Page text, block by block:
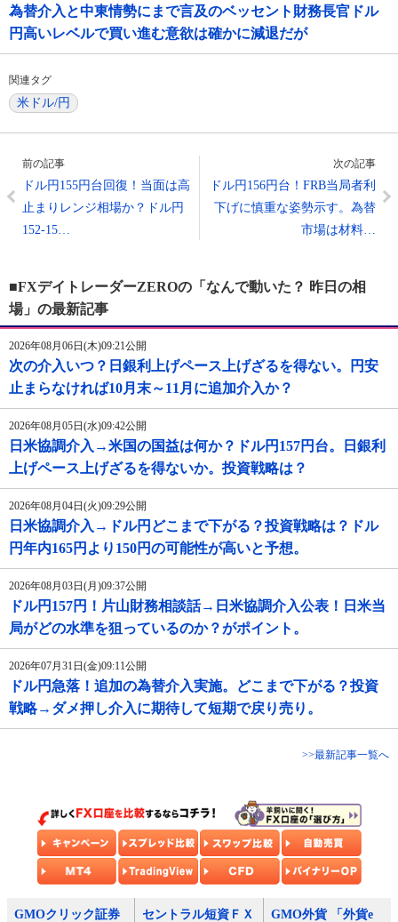
為替介入と中東情勢にまで言及のベッセント財務長官ドル
円高いレベルで買い進む意欲は確かに減退だが
関連タグ
米ドル/円
前の記事
ドル円155円台回復！当面は高
止まりレンジ相場か？ドル円
152-15…
次の記事
ドル円156円台！FRB当局者利
下げに慎重な姿勢示す。為替
市場は材料…
■FXデイトレーダーZEROの「なんで動いた？ 昨日の相
場」の最新記事
2026年08月06日(木)09:21公開
次の介入いつ？日銀利上げペース上げざるを得ない。円安
止まらなければ10月末～11月に追加介入か？
2026年08月05日(水)09:42公開
日米協調介入→米国の国益は何か？ドル円157円台。日銀利
上げペース上げざるを得ないか。投資戦略は？
2026年08月04日(火)09:29公開
日米協調介入→ドル円どこまで下がる？投資戦略は？ドル
円年内165円より150円の可能性が高いと予想。
2026年08月03日(月)09:37公開
ドル円157円！片山財務相談話→日米協調介入公表！日米当
局がどの水準を狙っているのか？がポイント。
2026年07月31日(金)09:11公開
ドル円急落！追加の為替介入実施。どこまで下がる？投資
戦略→ダメ押し介入に期待して短期で戻り売り。
>>最新記事一覧へ
GMOクリック証券
セントラル短資ＦＸ
GMO外貨 「外貨e